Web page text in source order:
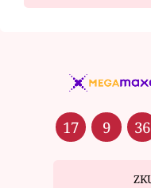
17 9 36